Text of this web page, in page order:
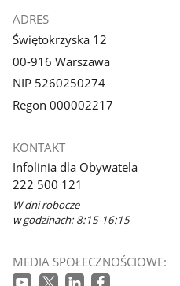
ADRES
Świętokrzyska 12
00-916 Warszawa
NIP 5260250274
Regon 000002217
KONTAKT
Infolinia dla Obywatela
222 500 121
W dni robocze
w godzinach: 8:15-16:15
MEDIA SPOŁECZNOŚCIOWE: